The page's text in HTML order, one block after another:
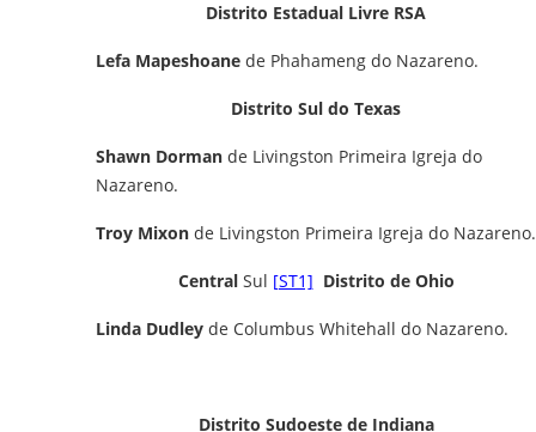
Distrito Estadual Livre RSA
Lefa Mapeshoane de Phahameng do Nazareno.
Distrito Sul do Texas
Shawn Dorman de Livingston Primeira Igreja do
Nazareno.
Troy Mixon de Livingston Primeira Igreja do Nazareno.
CentralSul [ST1] Distrito de Ohio
Linda Dudley de Columbus Whitehall do Nazareno.
Distrito Sudoeste de Indiana